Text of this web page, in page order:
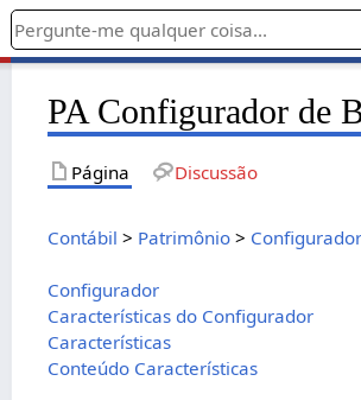
PA Configurador de
Página Discussão
Contábil > Patrimônio >
Configurador
Características do Configurador
Características
Conteúdo Características